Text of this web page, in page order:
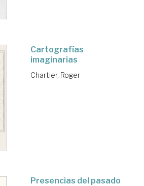
Cartografías
imaginarias
Chartier, Roger
Presencias del pasado